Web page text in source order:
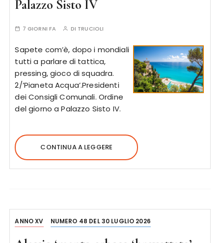
Palazzo Sisto IV
7 GIORNI FA DI TRUCIOLI
Sapete com’è, dopo i mondiali
tutti a parlare di tattica,
pressing, gioco di squadra.
2/’Pianeta Acqua’.Presidenti
dei Consigli Comunali. Ordine
del giorno a Palazzo Sisto IV.
CONTINUA A LEGGERE
ANNO XV NUMERO 48 DEL 30 LUGLIO 2026